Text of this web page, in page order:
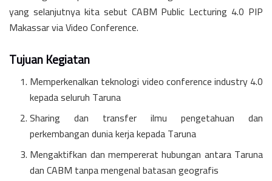
yang selanjutnya kita sebut CABM Public Lecturing 4.0 PIP
Makassar via Video Conference.
Tujuan Kegiatan
Memperkenalkan teknologi video conference industry 4.0
kepada seluruh Taruna
Sharing dan transfer ilmu pengetahuan dan
perkembangan dunia kerja kepada Taruna
Mengaktifkan dan mempererat hubungan antara Taruna
dan CABM tanpa mengenal batasan geografis